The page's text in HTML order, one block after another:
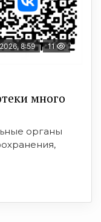
8:59 11
много
органы